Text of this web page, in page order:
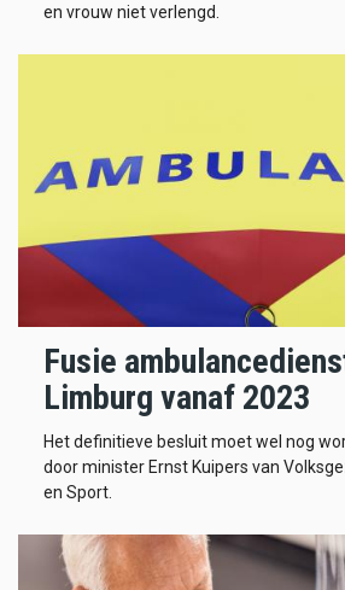
en vrouw niet verlengd.
Fusie
Limburg vanaf 2023
Het definitieve besluit moet wel nog
door minister Ernst Kuipers van
en Sport.